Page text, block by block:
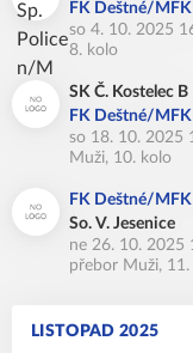
FK Deštné/
so 4. 10. 2025
8. kolo
SK Č. Kostelec B
FK Deštné/
so 18. 10. 2025
Muži, 10. kolo
FK Deštné/
So. V. Jesenice
ne 26. 10. 2025
přebor Muži,
LISTOPAD 2025